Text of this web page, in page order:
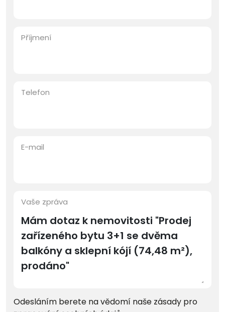
Příjmení
Telefon
E-mail
Vaše zpráva
Odesláním berete na vědomí naše zásady pro